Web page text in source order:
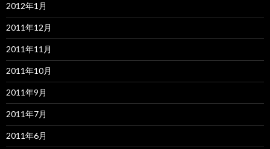
2012年1月
2011年12月
2011年11月
2011年10月
2011年9月
2011年7月
2011年6月